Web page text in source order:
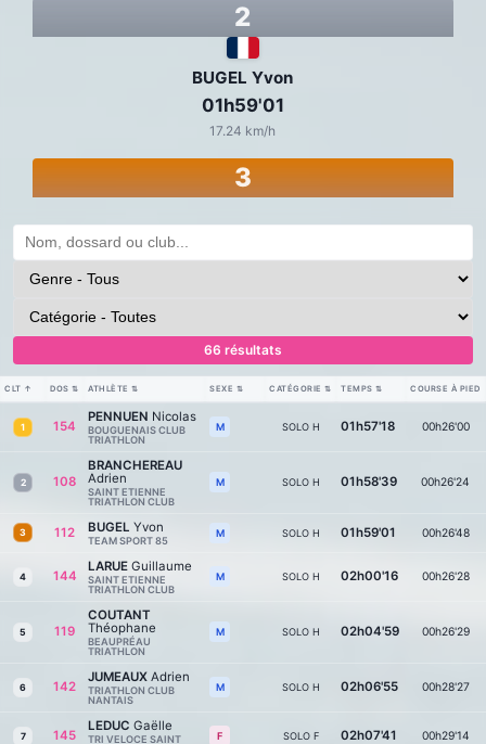
2
BUGEL Yvon
01h59'01
17.24 km/h
3
66 résultats
CLT ↑ DOS ⇅ ATHLÈTE ⇅ SEXE ⇅ CATÉGORIE ⇅ TEMPS ⇅ COURSE À PIED
1 154
PENNUEN Nicolas
BOUGUENAIS CLUB
TRIATHLON
M SOLO H 01h57'18 00h26'00
2 108
BRANCHEREAU
Adrien
SAINT ETIENNE
TRIATHLON CLUB
M SOLO H 01h58'39 00h26'24
3 112 BUGEL Yvon
TEAM SPORT 85
M SOLO H 01h59'01 00h26'48
4 144
LARUE Guillaume
SAINT ETIENNE
TRIATHLON CLUB
M SOLO H 02h00'16 00h26'28
5 119
COUTANT
Théophane
BEAUPRÉAU
TRIATHLON
M SOLO H 02h04'59 00h26'29
6 142
JUMEAUX Adrien
TRIATHLON CLUB
NANTAIS
M SOLO H 02h06'55 00h28'27
7 145
LEDUC Gaëlle
TRI VELOCE SAINT
F SOLO F 02h07'41 00h29'14